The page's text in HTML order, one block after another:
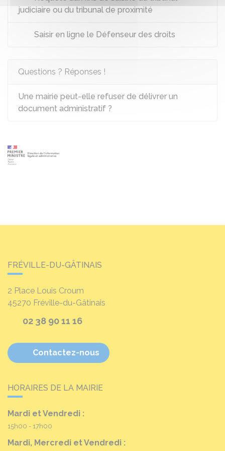
judiciaire ou du tribunal de proximité
Saisir en ligne le Défenseur des droits
Questions ? Réponses !
Une mairie peut-elle refuser de délivrer un
document administratif ?
FRÉVILLE-DU-GÂTINAIS
2 Place Louis Croum
45270 Fréville-du-Gâtinais
02 38 90 11 16
Contactez-nous
HORAIRES DE LA MAIRIE
Mardi et Vendredi :
15h00 - 17h00
Mardi, Mercredi et Vendredi :